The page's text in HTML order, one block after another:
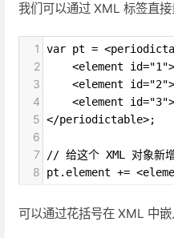
我们可以通过 XML 标签直接
1 var pt =
2
<element
3
<element
4
<element
5 </periodictable>;
6
7
// 给这个 XML 对象新
8 pt.element +=
可以通过花括号在 XML 中